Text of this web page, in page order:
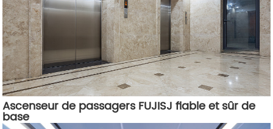
Ascenseur de passagers FUJISJ fiable et sûr de
base